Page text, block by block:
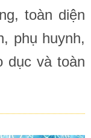
toàn diện
phụ huynh,
dục và toàn